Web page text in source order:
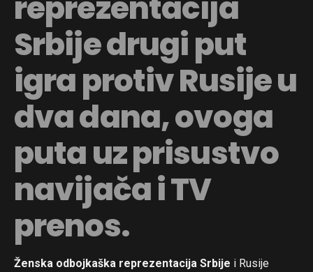
Srbije drugi put
igra protiv Rusije u
dva dana, ovoga
puta uz prisustvo
navijača i TV
prenos.
Ženska odbojkaška reprezentacija Srbije i Rusije